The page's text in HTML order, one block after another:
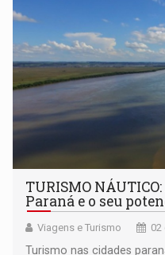
TURISMO
Paraná e o seu
Viagens e Turismo 02
Turismo nas cidades